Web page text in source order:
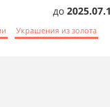
до
Украшения из золота